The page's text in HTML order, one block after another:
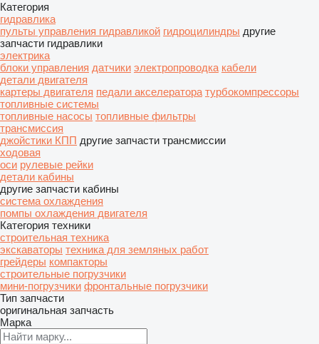
Категория
гидравлика
пульты управления гидравликой гидроцилиндры другие
запчасти гидравлики
электрика
блоки управления датчики электропроводка кабели
детали двигателя
картеры двигателя педали акселератора турбокомпрессоры
топливные системы
топливные насосы топливные фильтры
трансмиссия
джойстики КПП другие запчасти трансмиссии
ходовая
оси рулевые рейки
детали кабины
другие запчасти кабины
система охлаждения
помпы охлаждения двигателя
Категория техники
строительная техника
экскаваторы техника для земляных работ
грейдеры компакторы
строительные погрузчики
мини-погрузчики фронтальные погрузчики
Тип запчасти
оригинальная запчасть
Марка